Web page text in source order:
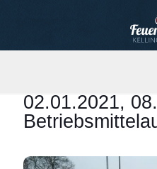
02.01.2021,